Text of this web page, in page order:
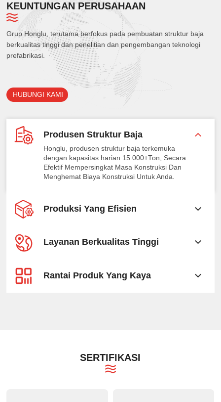
KEUNTUNGAN PERUSAHAAN
Grup Honglu, terutama berfokus pada pembuatan struktur baja
berkualitas tinggi dan penelitian dan pengembangan teknologi
prefabrikasi.
HUBUNGI KAMI
Produsen Struktur Baja
Honglu, produsen struktur baja terkemuka
dengan kapasitas harian 15.000+Ton, Secara
Efektif Mempersingkat Masa Konstruksi Dan
Menghemat Biaya Konstruksi Untuk Anda.
Produksi Yang Efisien
Layanan Berkualitas Tinggi
Rantai Produk Yang Kaya
SERTIFIKASI